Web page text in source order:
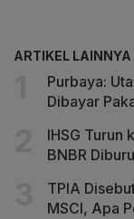
ARTIKEL LAINNYA
Purbaya:
Dibayar
IHSG Turun
BNBR
TPIA
MSCI, Apa